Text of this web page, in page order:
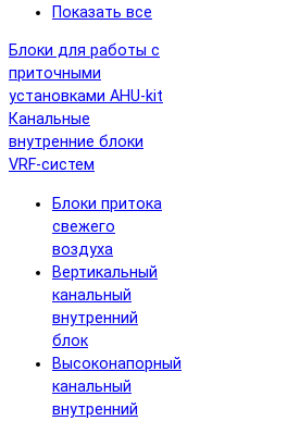
Показать все
Блоки для работы с
приточными
установками AHU-kit
Канальные
внутренние блоки
VRF-систем
Блоки притока
свежего
воздуха
Вертикальный
канальный
внутренний
блок
Высоконапорный
канальный
внутренний